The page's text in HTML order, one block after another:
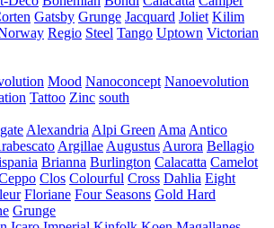
Gatsby Grunge Jacquard Joliet Kilim
Regio Steel Tango Uptown Victorian
Mood Nanoconcept Nanoevolution
Tattoo Zinc south
Alexandria Alpi Green Ama Antico
Argillae Augustus Aurora Bellagio
Brianna Burlington Calacatta Camelot
Clos Colourful Cross Dahlia Eight
Floriane Four Seasons Gold Hard
Grunge